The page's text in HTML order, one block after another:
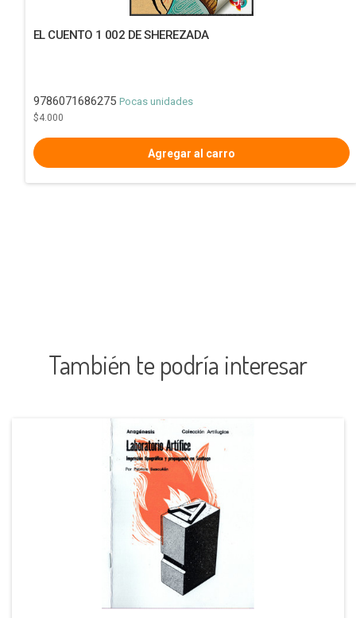
EL CUENTO 1 002 DE SHEREZADA
9786071686275 Pocas unidades
$4.000
También te podría interesar